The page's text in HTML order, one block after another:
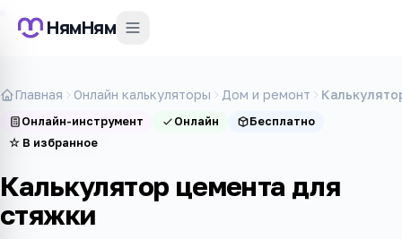
НямНям
Главная Онлайн калькуляторы Дом и ремонт
Онлайн-инструмент Онлайн
Бесплатно
☆ В избранное
Калькулятор цемента для
стяжки